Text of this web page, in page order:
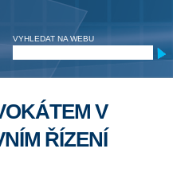
VYHLEDAT NA WEBU
V
ŘÍZENÍ